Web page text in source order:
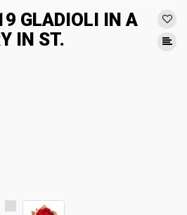
GLADIOLI IN A
IN ST.